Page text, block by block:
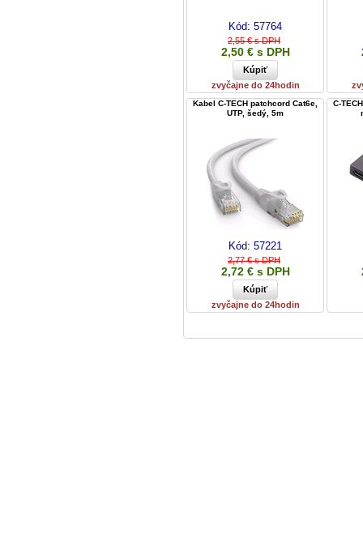
Kód: 57764
2,55 € s DPH
2,50 € s DPH
zvyčajne do 24hodin
Kabel C-TECH patchcord Cat6e,
UTP, šedý, 5m
Kód: 57221
2,77 € s DPH
2,72 € s DPH
zvyčajne do 24hodin
C-